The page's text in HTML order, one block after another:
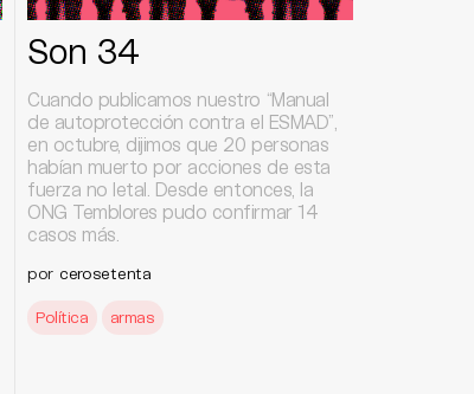
Son 34
Cuando publicamos nuestro “Manual
de autoprotección contra el ESMAD”,
en octubre, dijimos que 20 personas
habían muerto por acciones de esta
fuerza no letal. Desde entonces, la
ONG Temblores pudo confirmar 14
casos más.
por cerosetenta
Política armas